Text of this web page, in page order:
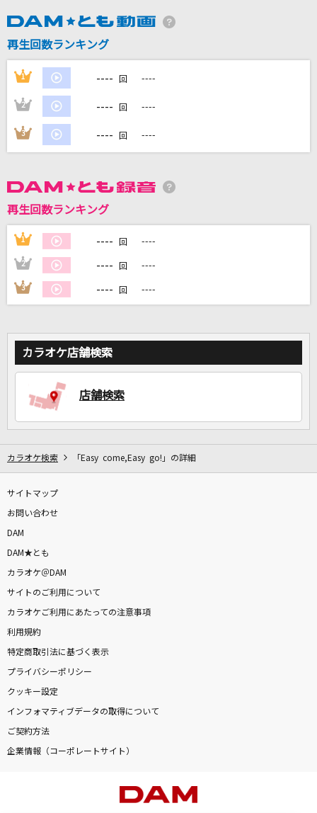
Katy Perry
カラオケ最新情報をチェック！
再生回数ランキング
1 ---- 回 ----
2 ---- 回 ----
3 ---- 回 ----
再生回数ランキング
1 ---- 回 ----
2 ---- 回 ----
3 ---- 回 ----
カラオケ店舗検索
店舗検索
カラオケ検索 「Easy come,Easy go!」の詳細
サイトマップ
お問い合わせ
DAM
DAM★とも
カラオケ＠DAM
サイトのご利用について
カラオケご利用にあたっての注意事項
利用規約
特定商取引法に基づく表示
プライバシーポリシー
クッキー設定
インフォマティブデータの取得について
ご契約方法
企業情報（コーポレートサイト）